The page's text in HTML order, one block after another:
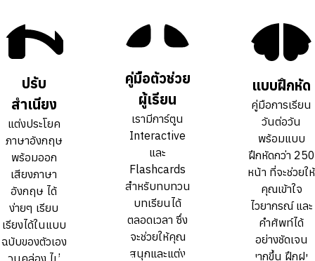
ปรับ
สำเนียง
แต่งประโยค
ภาษาอังกฤษ
พร้อมออก
เสียงภาษา
อังกฤษ ได้
ง่ายๆ เรียบ
เรียงได้ในแบบ
ฉบับของตัวเอง
ปรับ
สำเนียง
แต่งประโยค
ภาษาอังกฤษ
พร้อมออก
เสียงภาษา
อังกฤษ ได้
ง่ายๆ เรียบ
เรียงได้ในแบบ
ฉบับของตัวเอง
คู่มือตัวช่วย
ผู้เรียน
เรามีการ์ตูน
Interactive
และ
Flashcards
สำหรับทบทวน
บทเรียนได้
ตลอดเวลา ซึ่ง
จะช่วยให้คุณ
สนุกและแต่ง
คู่มือตัวช่วย
ผู้เรียน
เรามีการ์ตูน
Interactive
และ
Flashcards
สำหรับทบทวน
บทเรียนได้
ตลอดเวลา ซึ่ง
จะช่วยให้คุณ
สนุกและแต่ง
แบบฝึกหัด
คู่มือการเรียน
วันต่อวัน
พร้อมแบบ
ฝึกหัดกว่า 250
หน้า ที่จะช่วยให้
คุณเข้าใจ
ไวยากรณ์ และ
คำศัพท์ได้
อย่างชัดเจน
มากขึ้น ฝึกฝน
แบบฝึกหัด
คู่มือการเรียน
วันต่อวัน
พร้อมแบบ
ฝึกหัดกว่า 250
หน้า ที่จะช่วยให้
คุณเข้าใจ
ไวยากรณ์ และ
คำศัพท์ได้
อย่างชัดเจน
มากขึ้น ฝึกฝน